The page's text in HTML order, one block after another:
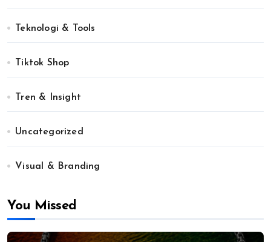
Teknologi & Tools
Tiktok Shop
Tren & Insight
Uncategorized
Visual & Branding
You Missed